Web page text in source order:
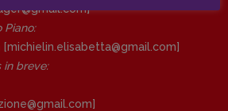
Giuseppe Costigliola
,Valentina
Michielin
Piano:
[michielin.elisabetta@gmail.com]
in breve:
com]